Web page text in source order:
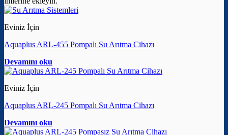
Eviniz İçin
Aquaplus ARL-455 Pompalı Su Arıtma Cihazı
Devamını oku
Eviniz İçin
Aquaplus ARL-245 Pompalı Su Arıtma Cihazı
Devamını oku